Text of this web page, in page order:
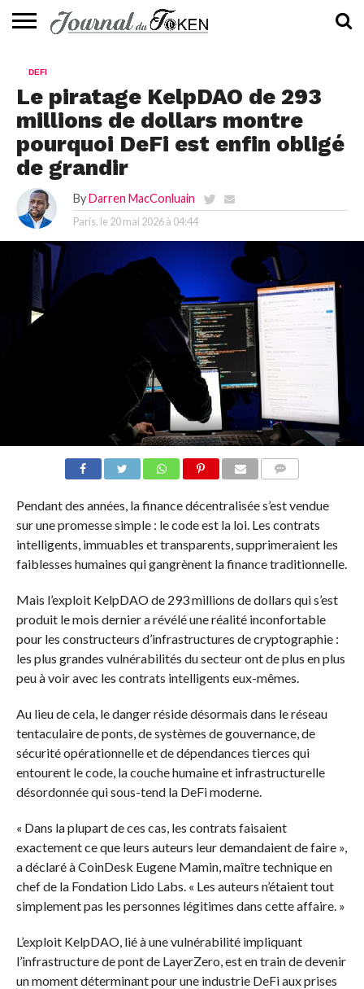
📰
EVALUATION
GUIDE
TENDANCES
À
CONTACTEZ-
DEFI
Le piratage KelpDAO de 293
millions de dollars montre
pourquoi DeFi est enfin obligé
de grandir
By Darren MacConluain
Paris, le 20 mai 2026 à 04:44
Pendant des années, la finance décentralisée s’est vendue
sur une promesse simple : le code est la loi. Les contrats
intelligents, immuables et transparents, supprimeraient les
faiblesses humaines qui gangrènent la finance traditionnelle.
Mais l’exploit KelpDAO de 293 millions de dollars qui s’est
produit le mois dernier a révélé une réalité inconfortable
pour les constructeurs d’infrastructures de cryptographie :
les plus grandes vulnérabilités du secteur ont de plus en plus
peu à voir avec les contrats intelligents eux-mêmes.
Au lieu de cela, le danger réside désormais dans le réseau
tentaculaire de ponts, de systèmes de gouvernance, de
sécurité opérationnelle et de dépendances tierces qui
entourent le code, la couche humaine et infrastructurelle
désordonnée qui sous-tend la DeFi moderne.
« Dans la plupart de ces cas, les contrats faisaient
exactement ce que leurs auteurs leur demandaient de faire »,
a déclaré à CoinDesk Eugene Mamin, maître technique en
chef de la Fondation Lido Labs. « Les auteurs n’étaient tout
simplement pas les personnes légitimes dans cette affaire. »
L’exploit KelpDAO, lié à une vulnérabilité impliquant
l’infrastructure de pont de LayerZero, est en train de devenir
un moment déterminant pour une industrie DeFi aux prises